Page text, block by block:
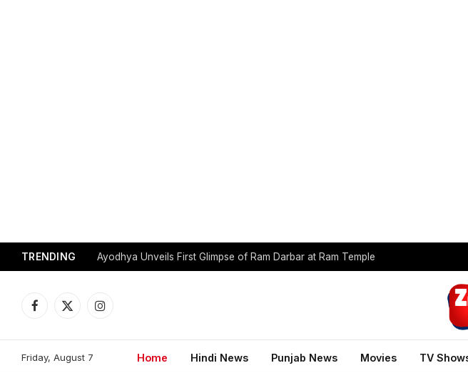
TRENDING Ayodhya Unveils First Glimpse of Ram Darbar at Ram Temple
Facebook
X
Instagram
Friday, August 7 Home Hindi News Punjab News Movies TV